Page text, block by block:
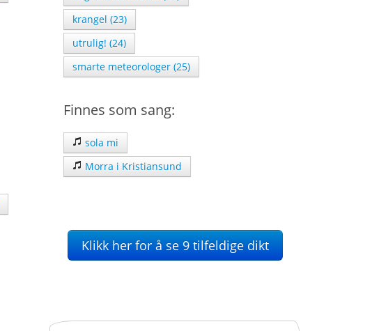
krangel (23)
utrulig! (24)
smarte meteorologer (25)
Finnes som sang:
sola mi
Morra i Kristiansund
Klikk her for å se 9 tilfeldige dikt